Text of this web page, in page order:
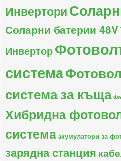
Инвертори
Соларни батерии 48V
Инвертор
система
система за къща
Хибридна
система акумулатори за
зарядна станция